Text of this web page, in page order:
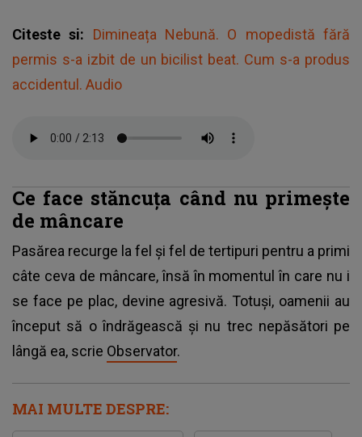
Citeste si: Dimineața Nebună. O mopedistă fără
permis s-a izbit de un bicilist beat. Cum s-a produs
accidentul. Audio
Ce face stăncuța când nu primește
de mâncare
Pasărea recurge la fel și fel de tertipuri pentru a primi
câte ceva de mâncare, însă în momentul în care nu i
se face pe plac, devine agresivă. Totuşi, oamenii au
început să o îndrăgească şi nu trec nepăsători pe
lângă ea, scrie Observator.
MAI MULTE DESPRE: